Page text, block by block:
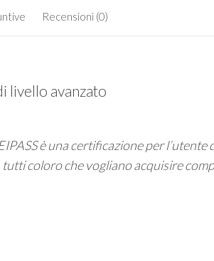
Recensioni (0)
livello avanzato
è una certificazione per l’utente
coloro che vogliano acquisire